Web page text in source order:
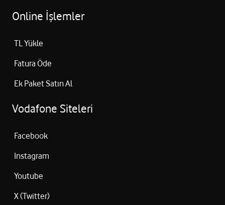
Online İşlemler
TL Yükle
Fatura Öde
Ek Paket Satın Al
Vodafone Siteleri
Facebook
Instagram
Youtube
X (Twitter)